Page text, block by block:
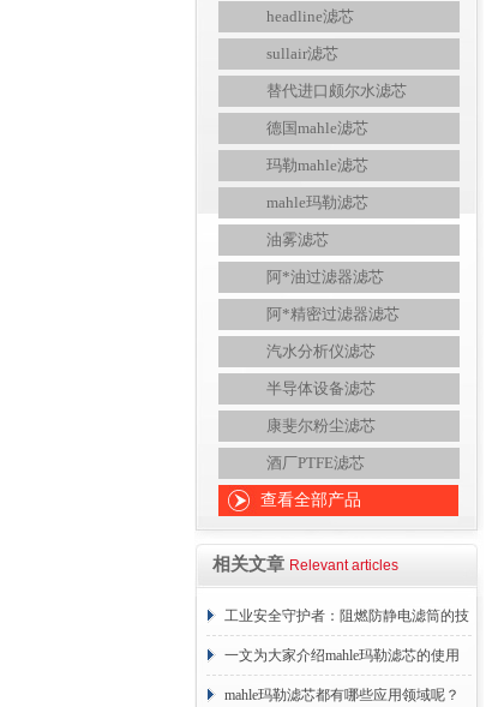
headline滤芯
sullair滤芯
替代进口颇尔水滤芯
德国mahle滤芯
玛勒mahle滤芯
mahle玛勒滤芯
油雾滤芯
阿*油过滤器滤芯
阿*精密过滤器滤芯
汽水分析仪滤芯
半导体设备滤芯
康斐尔粉尘滤芯
酒厂PTFE滤芯
查看全部产品
相关文章 Relevant articles
工业安全守护者：阻燃防静电滤筒的技
术原理与应用解析
一文为大家介绍mahle玛勒滤芯的使用
原理
mahle玛勒滤芯都有哪些应用领域呢？